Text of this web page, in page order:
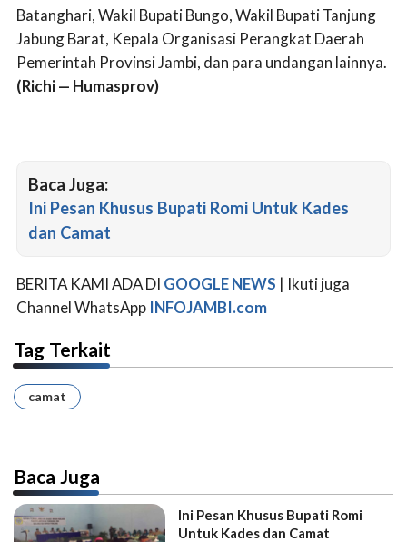
Batanghari, Wakil Bupati Bungo, Wakil Bupati Tanjung
Jabung Barat, Kepala Organisasi Perangkat Daerah
Pemerintah Provinsi Jambi, dan para undangan lainnya.
(Richi — Humasprov)
Baca Juga:
Ini Pesan Khusus Bupati Romi Untuk Kades
dan Camat
BERITA KAMI ADA DI GOOGLE NEWS | Ikuti juga
Channel WhatsApp INFOJAMBI.com
Tag Terkait
camat
Baca Juga
Ini Pesan Khusus Bupati Romi
Untuk Kades dan Camat